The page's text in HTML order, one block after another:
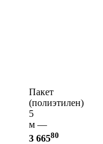
Пакет
(полиэтилен)
5
м —
3 66580